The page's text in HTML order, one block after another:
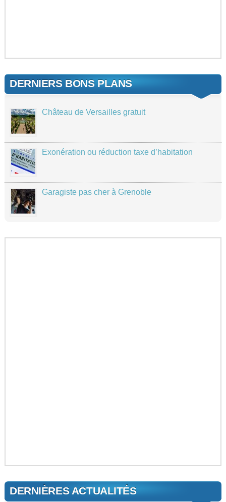
DERNIERS BONS PLANS
Château de Versailles gratuit
Exonération ou réduction taxe d’habitation
Garagiste pas cher à Grenoble
DERNIÈRES ACTUALITÉS